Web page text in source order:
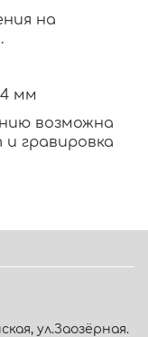
на
мм
возможна
гравировка
ул.Заозёрная.